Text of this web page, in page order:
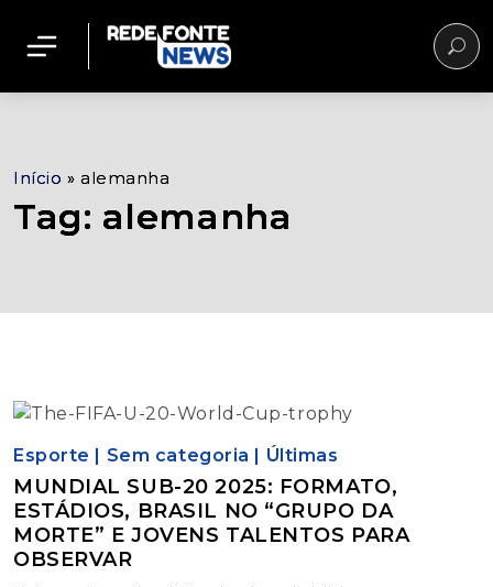
Início »alemanha
Tag: alemanha
Esporte | Sem categoria | Últimas
MUNDIAL SUB-20 2025: FORMATO,
ESTÁDIOS, BRASIL NO “GRUPO DA
MORTE” E JOVENS TALENTOS PARA
OBSERVAR